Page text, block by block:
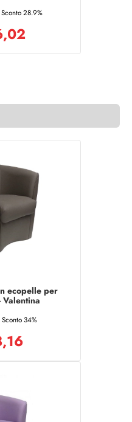
Sconto 28.9%
ecopelle per
Valentina
Sconto 34%